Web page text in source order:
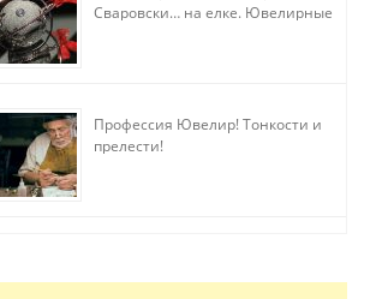
Сваровски… на елке. Ювелирные
Профессия Ювелир! Тонкости и
прелести!